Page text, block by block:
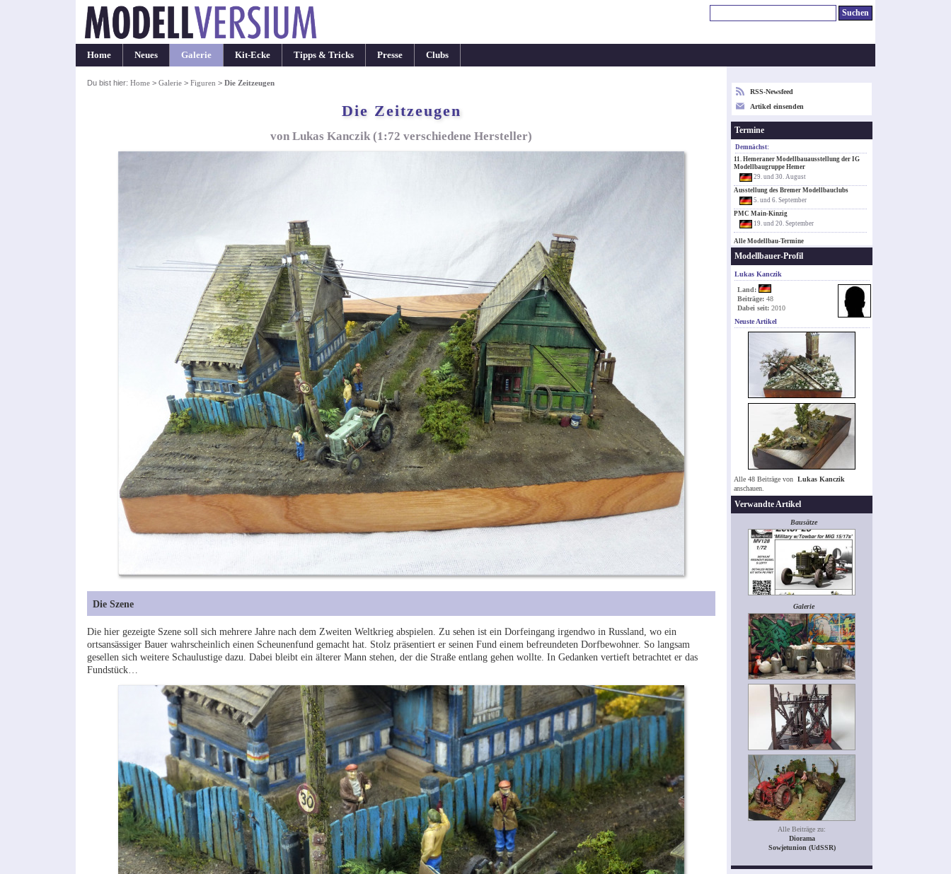
Home Neues Galerie Kit-Ecke Tipps & Tricks Presse Clubs
Du bist hier: Home> Galerie> Figuren > Die Zeitzeugen
Die Zeitzeugen
von Lukas Kanczik (1:72 verschiedene Hersteller)
Die Szene
Die hier gezeigte Szene soll sich mehrere Jahre nach dem Zweiten Weltkrieg abspielen. Zu sehen ist ein Dorfeingang irgendwo in Russland, wo ein
ortsansässiger Bauer wahrscheinlich einen Scheunenfund gemacht hat. Stolz präsentiert er seinen Fund einem befreundeten Dorfbewohner. So langsam
gesellen sich weitere Schaulustige dazu. Dabei bleibt ein älterer Mann stehen, der die Straße entlang gehen wollte. In Gedanken vertieft betrachtet er das
Fundstück…
RSS-Newsfeed
Artikel einsenden
Termine
Demnächst:
11. Hemeraner Modellbauausstellung der IG
Modellbaugruppe Hemer
29. und 30. August
Ausstellung des Bremer Modellbauclubs
5. und 6. September
PMC Main-Kinzig
19. und 20. September
Alle Modellbau-Termine
Modellbauer-Profil
Lukas Kanczik
Land:
Beiträge: 48
Dabei seit: 2010
Neuste Artikel
Alle 48 Beiträge von Lukas Kanczik
anschauen.
Verwandte Artikel
Bausätze
Galerie
Alle Beiträge zu:
Diorama
Sowjetunion (UdSSR)